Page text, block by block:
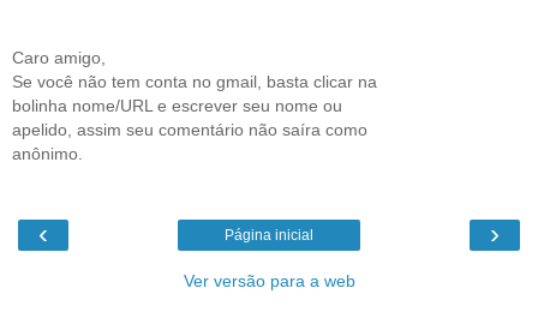
Caro amigo,
Se você não tem conta no gmail, basta clicar na
bolinha nome/URL e escrever seu nome ou
apelido, assim seu comentário não saíra como
anônimo.
‹ ›
Página inicial
Ver versão para a web